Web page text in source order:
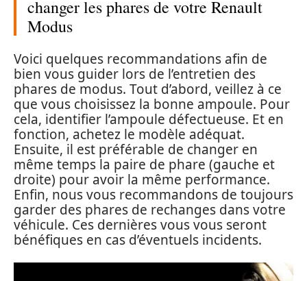
changer les phares de votre Renault
Modus
Voici quelques recommandations afin de
bien vous guider lors de l’entretien des
phares de modus. Tout d’abord, veillez à ce
que vous choisissez la bonne ampoule. Pour
cela, identifier l’ampoule défectueuse. Et en
fonction, achetez le modèle adéquat.
Ensuite, il est préférable de changer en
même temps la paire de phare (gauche et
droite) pour avoir la même performance.
Enfin, nous vous recommandons de toujours
garder des phares de rechanges dans votre
véhicule. Ces dernières vous vous seront
bénéfiques en cas d’éventuels incidents.